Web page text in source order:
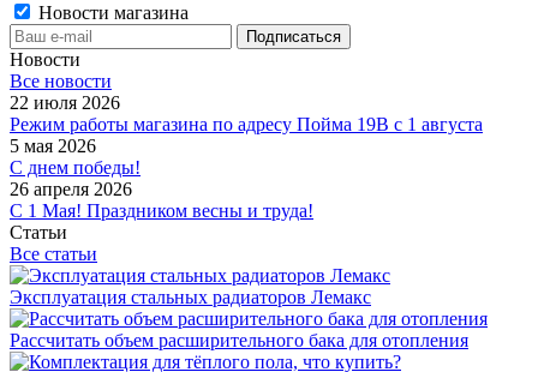
Новости магазина
Новости
Все новости
22 июля 2026
Режим работы магазина по адресу Пойма 19В с 1 августа
5 мая 2026
С днем победы!
26 апреля 2026
С 1 Мая! Праздником весны и труда!
Статьи
Все статьи
Эксплуатация стальных радиаторов Лемакс
Рассчитать объем расширительного бака для отопления